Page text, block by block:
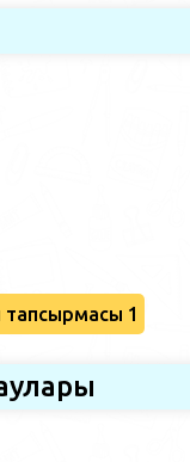
тапсырмасы 1